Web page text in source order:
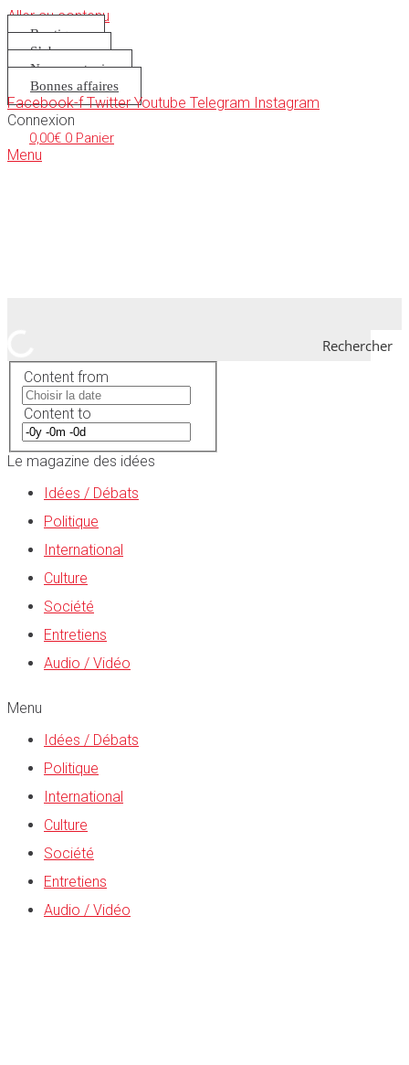
Aller au contenu
Boutique
S’abonner
Nous soutenir
Bonnes affaires
Facebook-f Twitter Youtube Telegram Instagram
Connexion
0,00€ 0 Panier
Menu
Rechercher
Content from
Content to
Le magazine des idées
Idées / Débats
Politique
International
Culture
Société
Entretiens
Audio / Vidéo
Menu
Idées / Débats
Politique
International
Culture
Société
Entretiens
Audio / Vidéo